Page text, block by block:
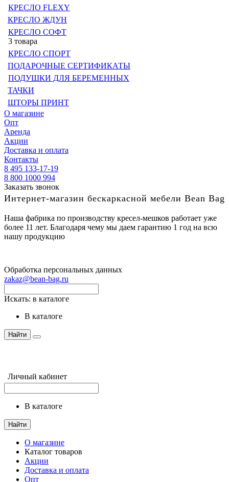
КРЕСЛО FLEXY
КРЕСЛО ЖДУН
КРЕСЛО СОФТ
3 товара
КРЕСЛО СПОРТ
ПОДАРОЧНЫЕ СЕРТИФИКАТЫ
ПОДУШКИ ДЛЯ БЕРЕМЕННЫХ
ТАЧКИ
ШТОРЫ ПРИНТ
О магазине
Опт
Аренда
Акции
Доставка и оплата
Контакты
8 495 133-17-19
8 800 1000 994
Заказать звонок
Интернет-магазин бескаркасной мебели Bean Bag
Наша фабрика по производству кресел-мешков работает уже
более 11 лет. Благодаря чему мы даем гарантию 1 год на всю
нашу продукцию
Обработка персональных данных
zakaz@bean-bag.ru
Искать: в каталоге
в каталоге
Найти
Личный кабинет
в каталоге
Найти
О магазине
Каталог товаров
Акции
Доставка и оплата
Опт